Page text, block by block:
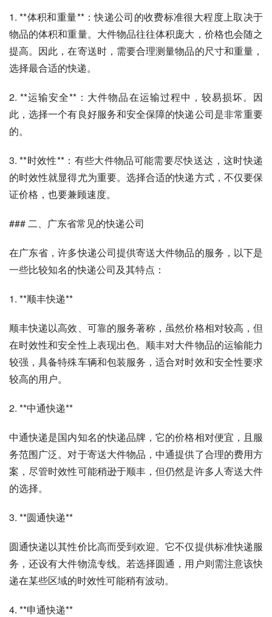
1. **体积和重量**：快递公司的收费标准很大程度上取决于
物品的体积和重量。大件物品往往体积庞大，价格也会随之
提高。因此，在寄送时，需要合理测量物品的尺寸和重量，
选择最合适的快递。
2. **运输安全**：大件物品在运输过程中，较易损坏。因
此，选择一个有良好服务和安全保障的快递公司是非常重要
的。
3. **时效性**：有些大件物品可能需要尽快送达，这时快递
的时效性就显得尤为重要。选择合适的快递方式，不仅要保
证价格，也要兼顾速度。
### 二、广东省常见的快递公司
在广东省，许多快递公司提供寄送大件物品的服务，以下是
一些比较知名的快递公司及其特点：
1. **顺丰快递**
顺丰快递以高效、可靠的服务著称，虽然价格相对较高，但
在时效性和安全性上表现出色。顺丰对大件物品的运输能力
较强，具备特殊车辆和包装服务，适合对时效和安全性要求
较高的用户。
2. **中通快递**
中通快递是国内知名的快递品牌，它的价格相对便宜，且服
务范围广泛。对于寄送大件物品，中通提供了合理的费用方
案，尽管时效性可能稍逊于顺丰，但仍然是许多人寄送大件
的选择。
3. **圆通快递**
圆通快递以其性价比高而受到欢迎。它不仅提供标准快递服
务，还设有大件物流专线。若选择圆通，用户则需注意该快
递在某些区域的时效性可能稍有波动。
4. **申通快递**